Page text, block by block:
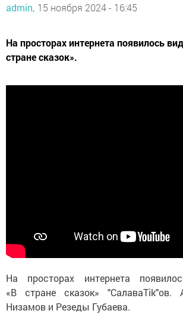
admin, 15 ноября 2024 - 16:45
На просторах интернета появилось
стране сказок».
На просторах интернета
«В стране сказок» "СалаваTik"ов.
Низамов и Резеды Губаева.